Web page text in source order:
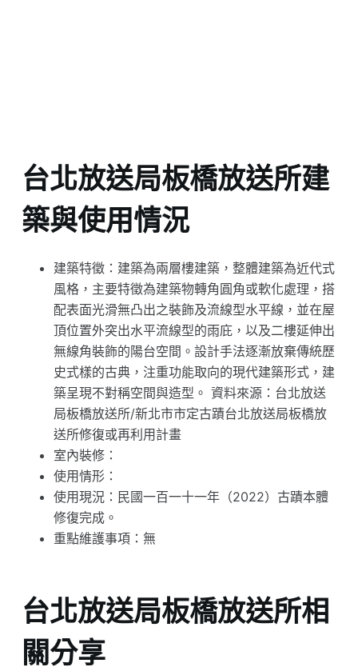
台北放送局板橋放送所建
築與使用情況
建築特徵：建築為兩層樓建築，整體建築為近代式
風格，主要特徵為建築物轉角圓角或軟化處理，搭
配表面光滑無凸出之裝飾及流線型水平線，並在屋
頂位置外突出水平流線型的雨庇，以及二樓延伸出
無線角裝飾的陽台空間。設計手法逐漸放棄傳統歷
史式樣的古典，注重功能取向的現代建築形式，建
築呈現不對稱空間與造型。 資料來源：台北放送
局板橋放送所/新北市市定古蹟台北放送局板橋放
送所修復或再利用計畫
室內裝修：
使用情形：
使用現況：民國一百一十一年（2022）古蹟本體
修復完成。
重點維護事項：無
台北放送局板橋放送所相
關分享